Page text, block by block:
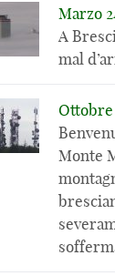
questa serra
robotizzata
il
Marzo
A
mal
Ottobre
Monte